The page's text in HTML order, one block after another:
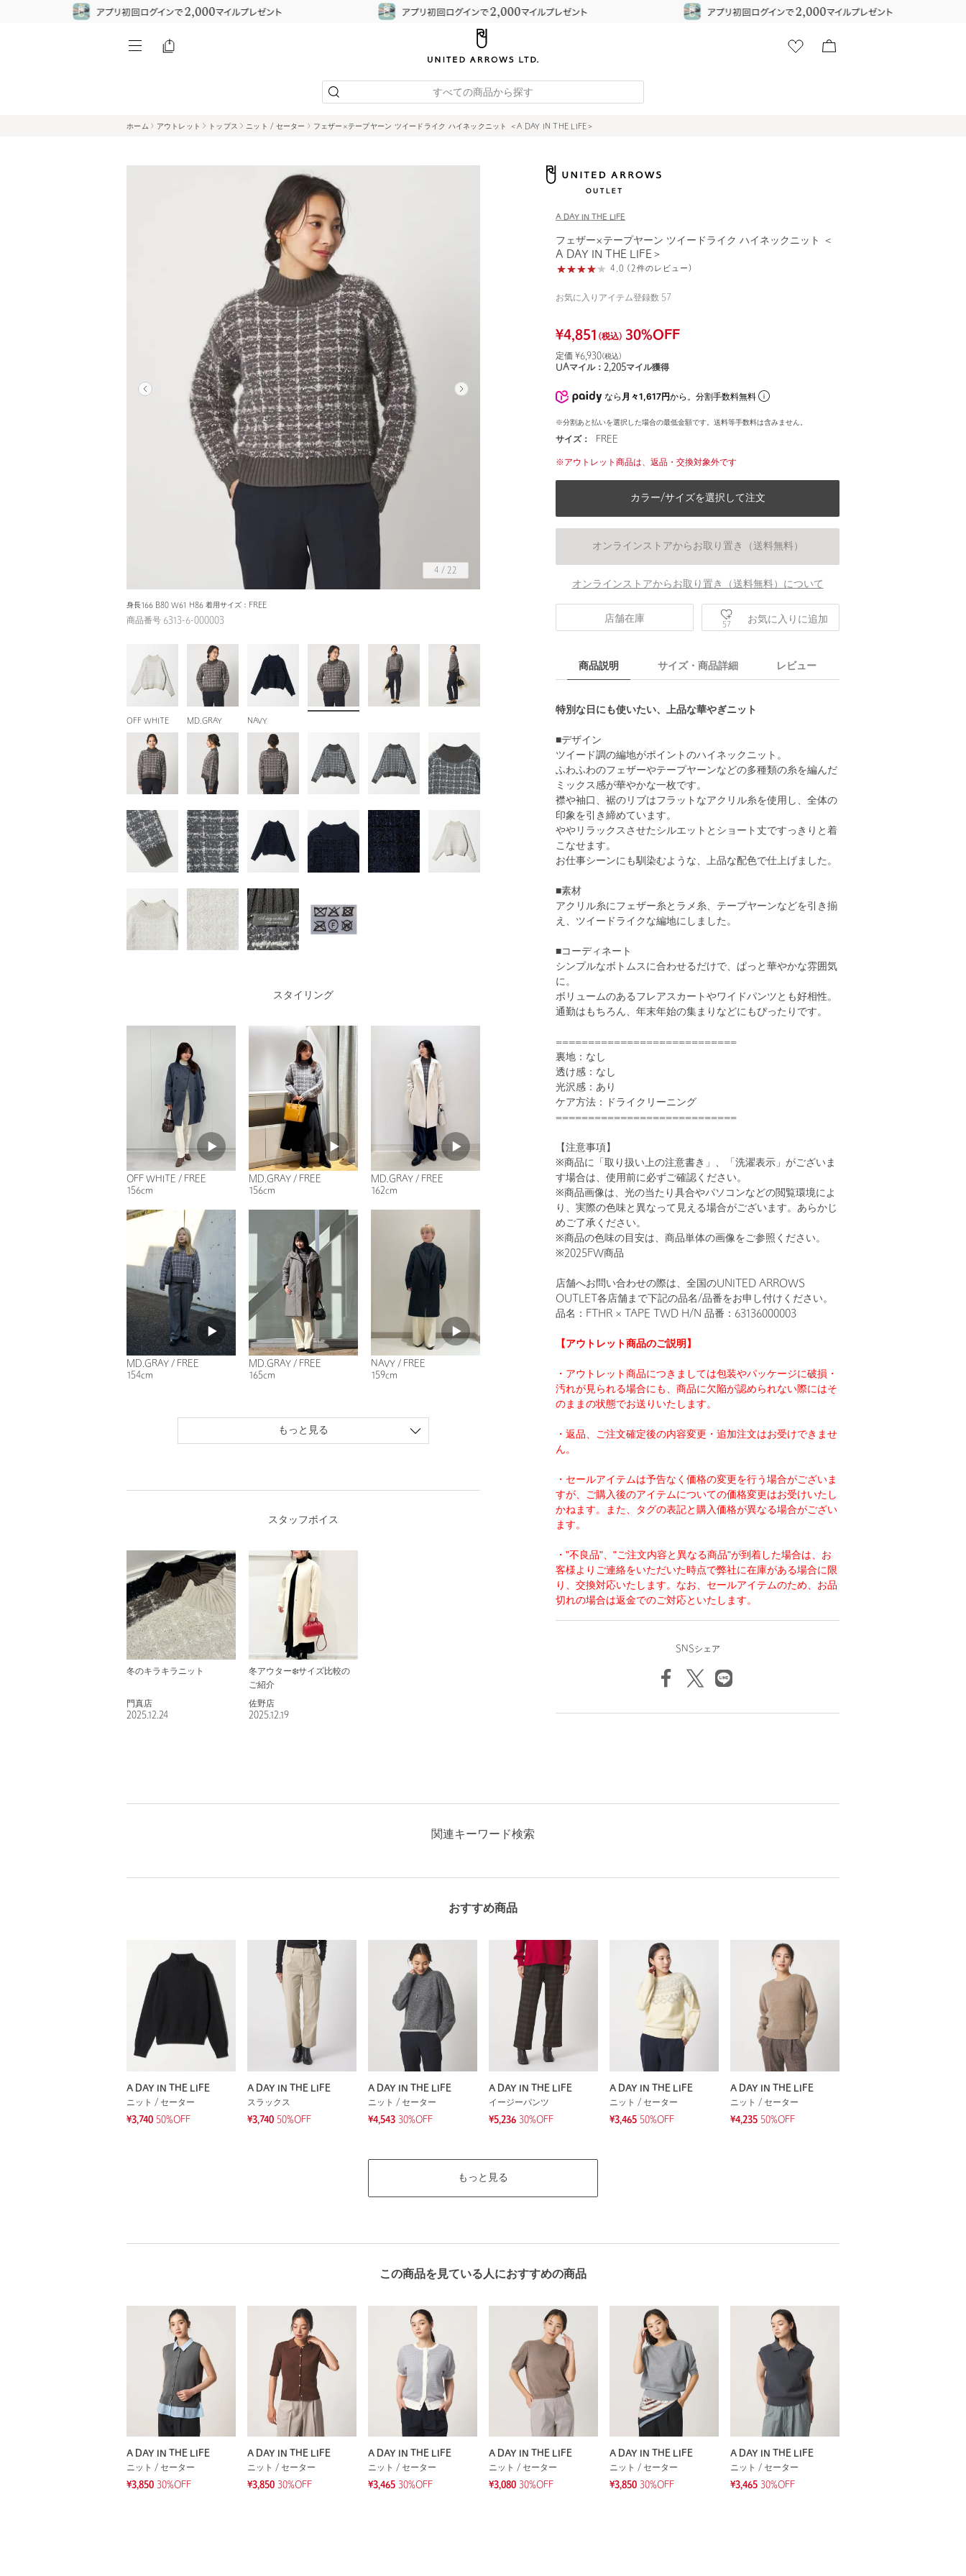
すべての商品から探す
ホーム アウトレット トップス ニット / セーター フェザー×テープヤーン ツイードライク ハイネックニット ＜A DAY IN THE LIFE＞
身長166 B80 W61 H86 着用サイズ：FREE
4 / 22
商品番号 6313-6-000003
OFF WHITE MD.GRAY NAVY
A DAY IN THE LIFE
フェザー×テープヤーン ツイードライク ハイネックニット ＜
A DAY IN THE LIFE＞
4.0 (2件のレビュー)
お気に入りアイテム登録数 57
¥4,851 (税込) 30%OFF
定価 ¥6,930(税込)
UAマイル： 2,205マイル獲得
なら 月々1,617円から。分割手数料無料
※分割あと払いを選択した場合の最低金額です。送料等手数料は含みません。
サイズ： FREE
※アウトレット商品は、返品・交換対象外です
カラー/サイズを選択して注文
オンラインストアからお取り置き（送料無料）
オンラインストアからお取り置き（送料無料）について
店舗在庫
57 お気に入りに追加
商品説明 サイズ・商品詳細 レビュー
特別な日にも使いたい、上品な華やぎニット
■デザイン
ツイード調の編地がポイントのハイネックニット。
ふわふわのフェザーやテープヤーンなどの多種類の糸を編んだ
ミックス感が華やかな一枚です。
襟や袖口、裾のリブはフラットなアクリル糸を使用し、全体の
印象を引き締めています。
ややリラックスさせたシルエットとショート丈ですっきりと着
こなせます。
お仕事シーンにも馴染むような、上品な配色で仕上げました。
■素材
アクリル糸にフェザー糸とラメ糸、テープヤーンなどを引き揃
え、ツイードライクな編地にしました。
■コーディネート
シンプルなボトムスに合わせるだけで、ぱっと華やかな雰囲気
に。
ボリュームのあるフレアスカートやワイドパンツとも好相性。
通勤はもちろん、年末年始の集まりなどにもぴったりです。
============================
裏地：なし
透け感：なし
光沢感：あり
ケア方法：ドライクリーニング
============================
【注意事項】
※商品に「取り扱い上の注意書き」、「洗濯表示」がございま
す場合は、使用前に必ずご確認ください。
※商品画像は、光の当たり具合やパソコンなどの閲覧環境によ
り、実際の色味と異なって見える場合がございます。あらかじ
めご了承ください。
※商品の色味の目安は、商品単体の画像をご参照ください。
※2025FW商品
店舗へお問い合わせの際は、全国のUNITED ARROWS
OUTLET各店舗まで下記の品名/品番をお申し付けください。
品名：FTHR × TAPE TWD H/N 品番：63136000003
【アウトレット商品のご説明】
・アウトレット商品につきましては包装やパッケージに破損・
汚れが見られる場合にも、商品に欠陥が認められない際にはそ
のままの状態でお送りいたします。
・返品、ご注文確定後の内容変更・追加注文はお受けできませ
ん。
・セールアイテムは予告なく価格の変更を行う場合がございま
すが、ご購入後のアイテムについての価格変更はお受けいたし
かねます。また、タグの表記と購入価格が異なる場合がござい
ます。
・"不良品"、"ご注文内容と異なる商品"が到着した場合は、お
客様よりご連絡をいただいた時点で弊社に在庫がある場合に限
り、交換対応いたします。なお、セールアイテムのため、お品
切れの場合は返金でのご対応といたします。
SNSシェア
スタイリング
OFF WHITE / FREE
156cm
MD.GRAY / FREE
156cm
MD.GRAY / FREE
162cm
MD.GRAY / FREE
154cm
MD.GRAY / FREE
165cm
NAVY / FREE
159cm
もっと見る
スタッフボイス
冬のキラキラニット
門真店
2025.12.24
冬アウター❄️サイズ比較の
ご紹介
佐野店
2025.12.19
関連キーワード検索
おすすめ商品
A DAY IN THE LIFE
ニット / セーター
¥3,740 50%OFF
A DAY IN THE LIFE
スラックス
¥3,740 50%OFF
A DAY IN THE LIFE
ニット / セーター
¥4,543 30%OFF
A DAY IN THE LIFE
イージーパンツ
¥5,236 30%OFF
A DAY IN THE LIFE
ニット / セーター
¥3,465 50%OFF
A DAY IN THE LIFE
ニット / セーター
¥4,235 50%OFF
もっと見る
この商品を見ている人におすすめの商品
A DAY IN THE LIFE
ニット / セーター
¥3,850 30%OFF
A DAY IN THE LIFE
ニット / セーター
¥3,850 30%OFF
A DAY IN THE LIFE
ニット / セーター
¥3,465 30%OFF
A DAY IN THE LIFE
ニット / セーター
¥3,080 30%OFF
A DAY IN THE LIFE
ニット / セーター
¥3,850 30%OFF
A DAY IN THE LIFE
ニット / セーター
¥3,465 30%OFF